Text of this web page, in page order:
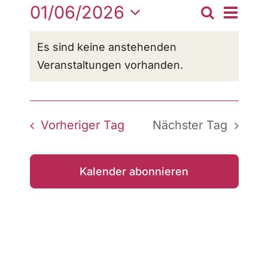
Suche
Tag
01/06/2026
Datum
wählen.
Es sind keine anstehenden
Veranstaltungen vorhanden.
Vorheriger Tag Nächster Tag
Kalender abonnieren